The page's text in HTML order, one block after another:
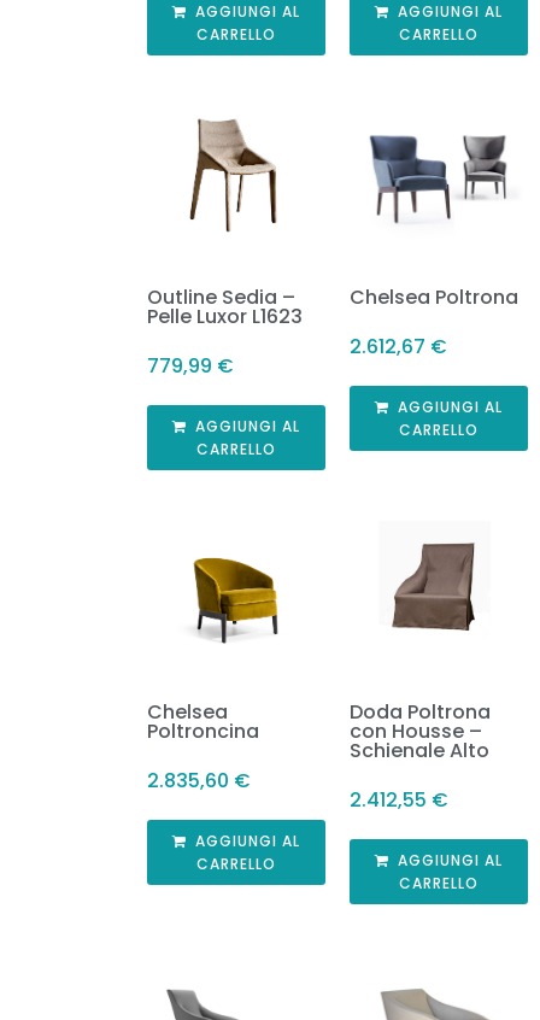
AGGIUNGI AL
CARRELLO
AGGIUNGI AL
CARRELLO
Outline Sedia –
Pelle Luxor L1623
779,99 €
AGGIUNGI AL
CARRELLO
Chelsea Poltrona
2.612,67 €
AGGIUNGI AL
CARRELLO
Chelsea
Poltroncina
2.835,60 €
AGGIUNGI AL
CARRELLO
Doda Poltrona
con Housse –
Schienale Alto
2.412,55 €
AGGIUNGI AL
CARRELLO